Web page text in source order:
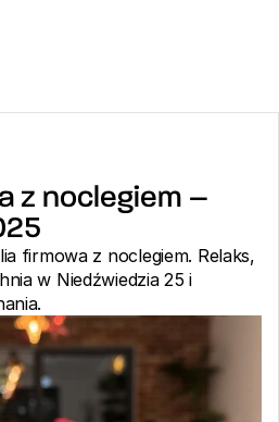
z noclegiem –
firmowa z noclegiem. Relaks,
w Niedźwiedzia 25 i